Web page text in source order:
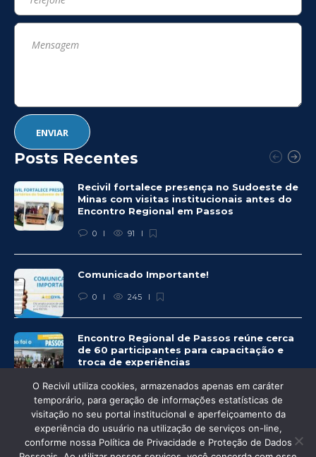
Posts Recentes
Recivil fortalece presença no Sudoeste de
Minas com visitas institucionais antes do
Encontro Regional em Passos
0 91
Comunicado Importante!
0 245
Encontro Regional de Passos reúne cerca
de 60 participantes para capacitação e
troca de experiências
0 249
O Recivil utiliza cookies, armazenados apenas em caráter
temporário, para geração de informações estatísticas de
visitação no seu portal institucional e aperfeiçoamento da
experiência do usuário na utilização de serviços on-line,
conforme nossa Política de Privacidade e Proteção de Dados